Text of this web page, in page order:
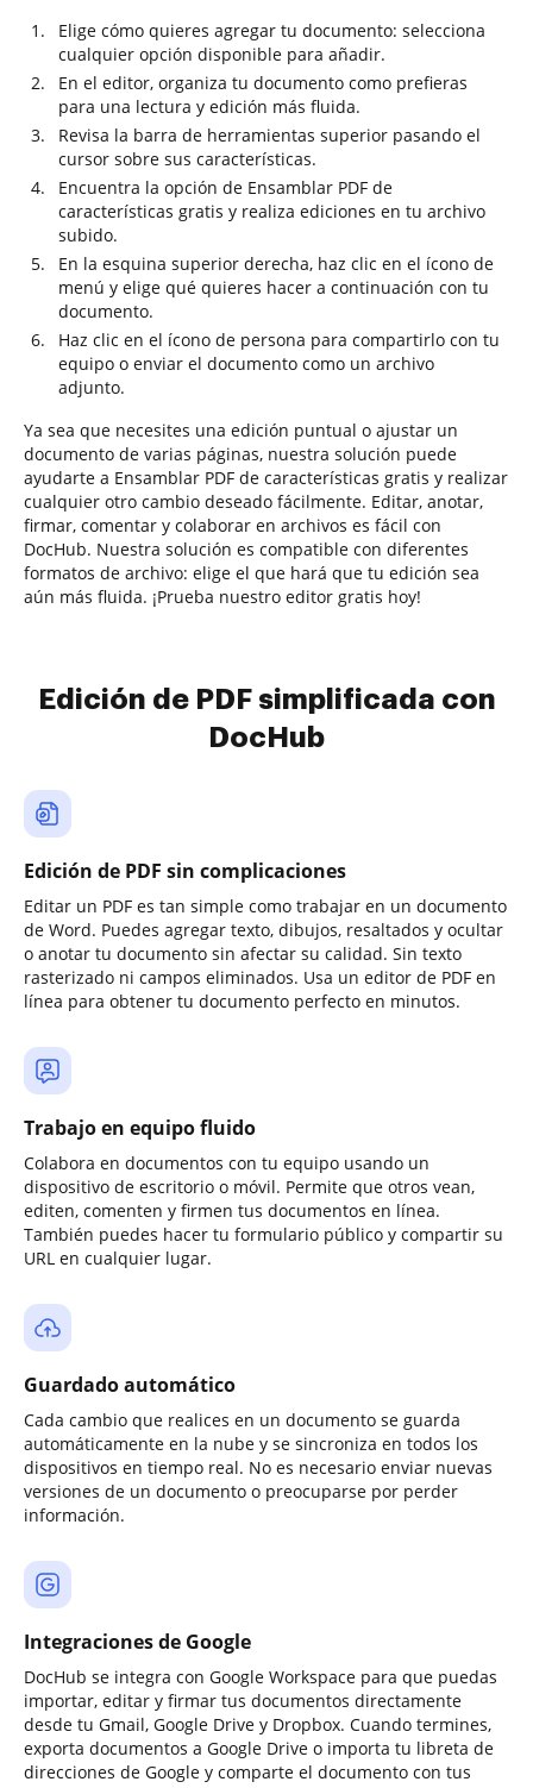
Elige cómo quieres agregar tu documento: selecciona
cualquier opción disponible para añadir.
En el editor, organiza tu documento como prefieras
para una lectura y edición más fluida.
Revisa la barra de herramientas superior pasando el
cursor sobre sus características.
Encuentra la opción de Ensamblar PDF de
características gratis y realiza ediciones en tu archivo
subido.
En la esquina superior derecha, haz clic en el ícono de
menú y elige qué quieres hacer a continuación con tu
documento.
Haz clic en el ícono de persona para compartirlo con tu
equipo o enviar el documento como un archivo
adjunto.
Ya sea que necesites una edición puntual o ajustar un
documento de varias páginas, nuestra solución puede
ayudarte a Ensamblar PDF de características gratis y realizar
cualquier otro cambio deseado fácilmente. Editar, anotar,
firmar, comentar y colaborar en archivos es fácil con
DocHub. Nuestra solución es compatible con diferentes
formatos de archivo: elige el que hará que tu edición sea
aún más fluida. ¡Prueba nuestro editor gratis hoy!
Edición de PDF simplificada con
DocHub
Edición de PDF sin complicaciones
Editar un PDF es tan simple como trabajar en un documento
de Word. Puedes agregar texto, dibujos, resaltados y ocultar
o anotar tu documento sin afectar su calidad. Sin texto
rasterizado ni campos eliminados. Usa un editor de PDF en
línea para obtener tu documento perfecto en minutos.
Trabajo en equipo fluido
Colabora en documentos con tu equipo usando un
dispositivo de escritorio o móvil. Permite que otros vean,
editen, comenten y firmen tus documentos en línea.
También puedes hacer tu formulario público y compartir su
URL en cualquier lugar.
Guardado automático
Cada cambio que realices en un documento se guarda
automáticamente en la nube y se sincroniza en todos los
dispositivos en tiempo real. No es necesario enviar nuevas
versiones de un documento o preocuparse por perder
información.
Integraciones de Google
DocHub se integra con Google Workspace para que puedas
importar, editar y firmar tus documentos directamente
desde tu Gmail, Google Drive y Dropbox. Cuando termines,
exporta documentos a Google Drive o importa tu libreta de
direcciones de Google y comparte el documento con tus